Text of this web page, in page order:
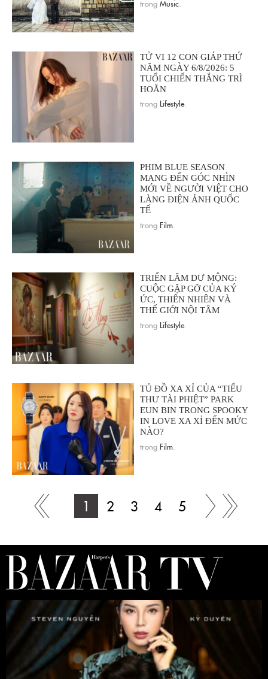
trong Music
TỬ VI 12 CON GIÁP THỨ
NĂM NGÀY 6/8/2026: 5
TUỔI CHIẾN THẮNG TRÌ
HOÃN
trong Lifestyle
PHIM BLUE SEASON
MANG ĐẾN GÓC NHÌN
MỚI VỀ NGƯỜI VIỆT CHO
LÀNG ĐIỆN ẢNH QUỐC
TẾ
trong Film
TRIỂN LÃM DƯ MỘNG:
CUỘC GẶP GỠ CỦA KÝ
ỨC, THIÊN NHIÊN VÀ
THẾ GIỚI NỘI TÂM
trong Lifestyle
TỦ ĐỒ XA XỈ CỦA “TIỂU
THƯ TÀI PHIỆT” PARK
EUN BIN TRONG SPOOKY
IN LOVE XA XỈ ĐẾN MỨC
NÀO?
trong Film
1 2 3 4 5